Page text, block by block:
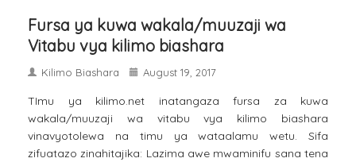
Fursa ya kuwa wakala/muuzaji wa
Vitabu vya kilimo biashara
Kilimo Biashara August 19, 2017
TImu ya kilimo.net inatangaza fursa za kuwa
wakala/muuzaji wa vitabu vya kilimo biashara
vinavyotolewa na timu ya wataalamu wetu. Sifa
zifuatazo zinahitajika: Lazima awe mwaminifu sana tena